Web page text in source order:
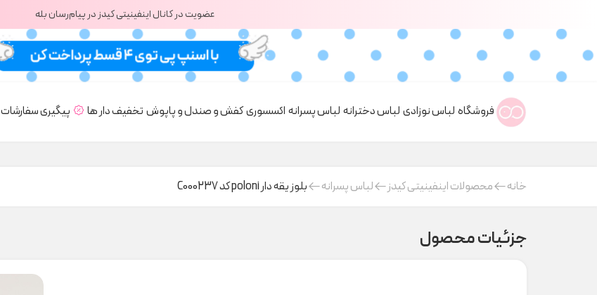
عضویت در کانال اینفینیتی کیدز در پیام‌رسان بله
فروشگاه لباس نوزادی لباس دخترانه لباس پسرانه اکسسوریکفش و صندل و پاپوش تخفیف دار ها پیگیری سفارشات
خانه محصولات اینفینیتی کیدز لباس پسرانه بلوز یقه دار poloni کد C000237
جزئیات محصول